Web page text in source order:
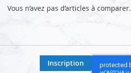
Vous n’avez pas d’articles à comparer.
Inscription